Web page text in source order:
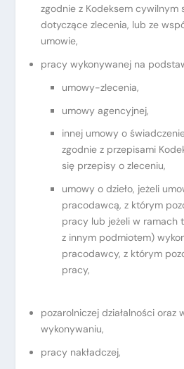
zgodnie z Kodeksem cywilnym
dotyczące zlecenia, lub ze
umowie,
pracy wykonywanej na
umowy-zlecenia,
umowy agencyjnej,
innej umowy o
zgodnie z przepisami
się przepisy o zleceniu,
umowy o dzieło, jeżeli
pracodawcą, z którym
pracy lub jeżeli w ramach
z innym podmiotem)
pracodawcy, z którym
pracy,
pozarolniczej działalności oraz
wykonywaniu,
pracy nakładczej,